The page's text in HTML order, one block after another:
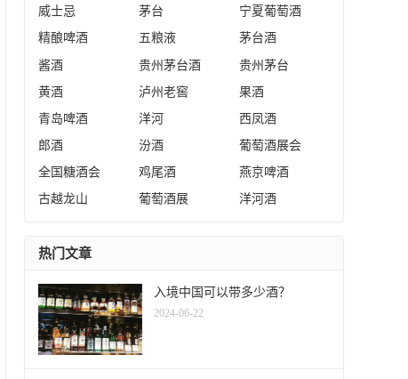
威士忌 茅台 宁夏葡萄酒
精酿啤酒 五粮液 茅台酒
酱酒 贵州茅台酒 贵州茅台
黄酒 泸州老窖 果酒
青岛啤酒 洋河 西凤酒
郎酒 汾酒 葡萄酒展会
全国糖酒会 鸡尾酒 燕京啤酒
古越龙山 葡萄酒展 洋河酒
热门文章
入境中国可以带多少酒？
2024-06-22